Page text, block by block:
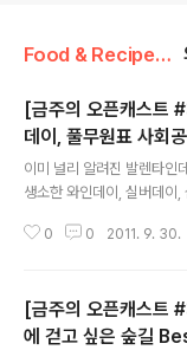
Food & Recipe/풀무원 오픈캐스트
[금주의 오픈캐스트
데이, 풀무원표 사회
이미 널리 알려진 발렌타인
생소한 와인데이, 실버데이,
혹시 '천사데이'라고 들어보
천사데이~ 과연 이날은 무
로 다른사람에게 도움을 주
0 0 2011. 9. 30.
[금주의 오픈캐스트
에 걷고 싶은 숲길